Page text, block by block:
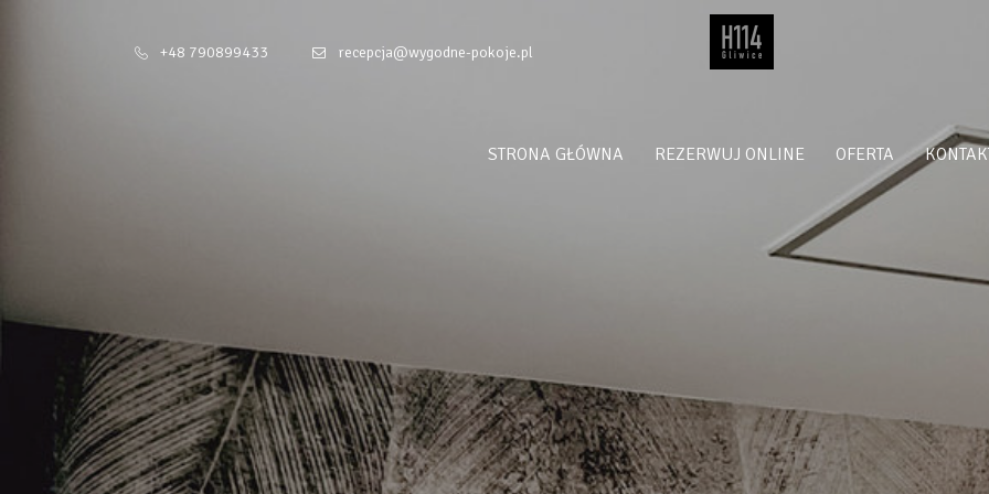
+48 790899433 recepcja@wygodne-pokoje.pl
STRONA GŁÓWNA REZERWUJ ONLINE OFERTA